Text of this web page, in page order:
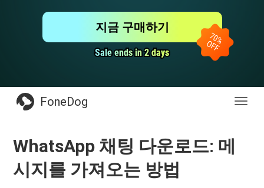
Sale ends in 2 days
Sale ends in 2 days
지금 구매하기
전
FoneDog
WhatsApp 채팅 다운로드: 메
시지를 가져오는 방법